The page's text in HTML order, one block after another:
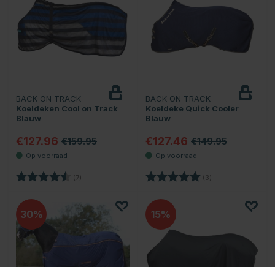
BACK ON TRACK
Koeldeken Cool on Track
Blauw
€127.96 €159.95
Beoordeling: (7)
BACK ON TRACK
Koeldeke Quick Cooler
Blauw
€127.46 €149.95
Beoordeling: (3)
30 15